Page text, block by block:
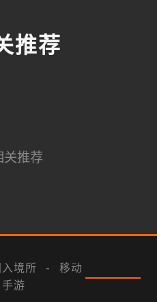
推荐
关推荐
境所 - 移动
游